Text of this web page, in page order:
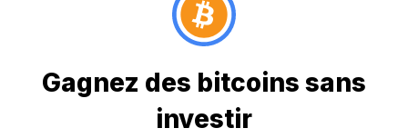
Gagnez des bitcoins sans
investir